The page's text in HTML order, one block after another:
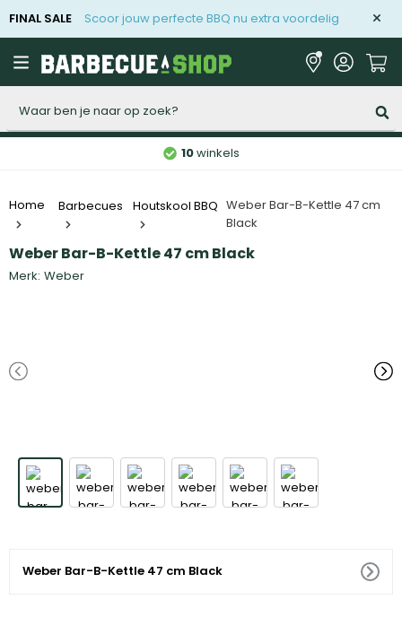
FINAL SALE Scoor jouw perfecte BBQ nu extra voordelig
10winkels
Home Barbecues Houtskool BBQ Weber Bar-B-Kettle 47 cm
Black
Weber Bar-B-Kettle 47 cm Black
Merk: Weber
Weber Bar-B-Kettle 47 cm Black